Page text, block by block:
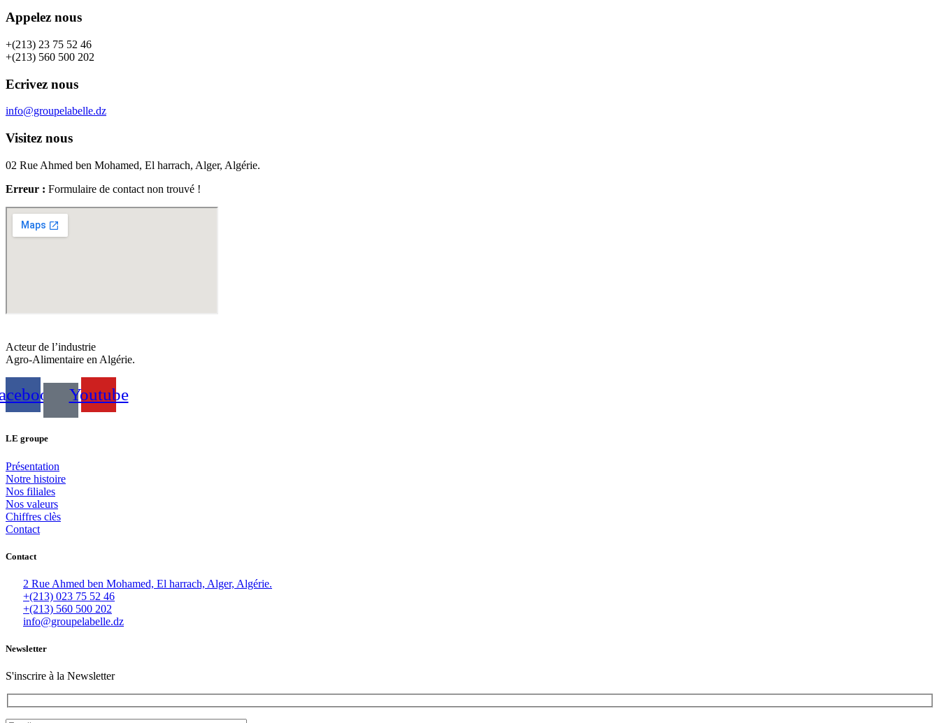
Appelez nous
+(213) 23 75 52 46
+(213) 560 500 202
Ecrivez nous
info@groupelabelle.dz
Visitez nous
02 Rue Ahmed ben Mohamed, El harrach, Alger, Algérie.
Erreur : Formulaire de contact non trouvé !
Acteur de l’industrie
Agro-Alimentaire en Algérie.
Youtube
LE groupe
Présentation
Notre histoire
Nos filiales
Nos valeurs
Chiffres clès
Contact
Contact
2 Rue Ahmed ben Mohamed, El harrach, Alger, Algérie.
+(213) 023 75 52 46
+(213) 560 500 202
info@groupelabelle.dz
Newsletter
S'inscrire à la Newsletter